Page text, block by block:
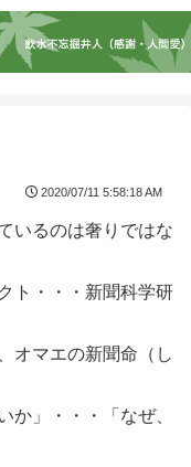
2020/07/11 5:58:18 AM
いるのは奢りではな
ト・・・新聞科学研
オマエの新聞命（し
か」・・・「なぜ、